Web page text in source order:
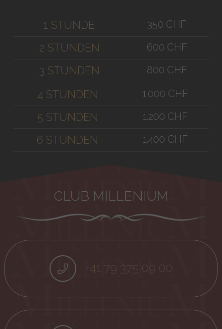
1 STUNDE 350 CHF
2 STUNDEN 600 CHF
3 STUNDEN 800 CHF
4 STUNDEN 1.000 CHF
5 STUNDEN 1.200 CHF
6 STUNDEN 1.400 CHF
CLUB MILLENIUM
+41 79 375 09 00